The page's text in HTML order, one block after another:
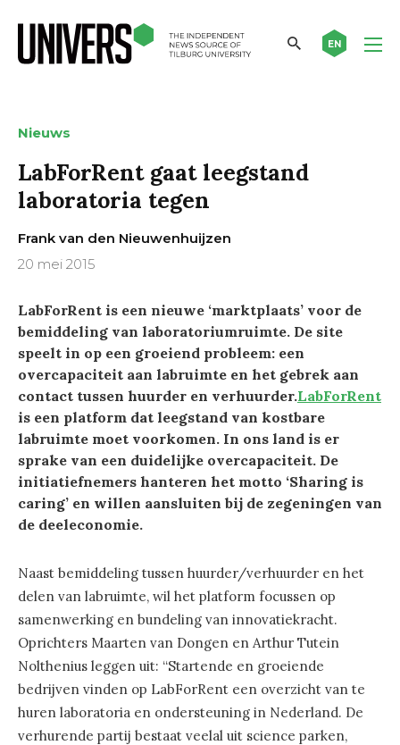
EN
Nieuws
LabForRent gaat leegstand
laboratoria tegen
Frank van den Nieuwenhuijzen
20 mei 2015
LabForRent is een nieuwe ‘marktplaats’ voor de
bemiddeling van laboratoriumruimte. De site
speelt in op een groeiend probleem: een
overcapaciteit aan labruimte en het gebrek aan
contact tussen huurder en verhuurder.LabForRent
is een platform dat leegstand van kostbare
labruimte moet voorkomen. In ons land is er
sprake van een duidelijke overcapaciteit. De
initiatiefnemers hanteren het motto ‘Sharing is
caring’ en willen aansluiten bij de zegeningen van
de deeleconomie.
Naast bemiddeling tussen huurder/verhuurder en het
delen van labruimte, wil het platform focussen op
samenwerking en bundeling van innovatiekracht.
Oprichters Maarten van Dongen en Arthur Tutein
Nolthenius leggen uit: “Startende en groeiende
bedrijven vinden op LabForRent een overzicht van te
huren laboratoria en ondersteuning in Nederland. De
verhurende partij bestaat veelal uit science parken,